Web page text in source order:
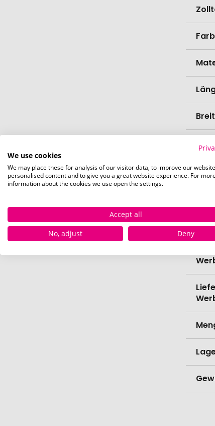
Höhe
Bio-
We use cookies
We may place these for analysis of our visitor data, to improve our
personalised content and to give you a great website experience. For more
information about the cookies we use open the settings.
Accept all
No, adjust
Deny